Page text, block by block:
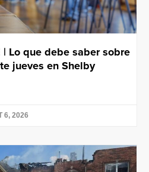
| Lo que debe saber sobre
jueves en Shelby
6, 2026